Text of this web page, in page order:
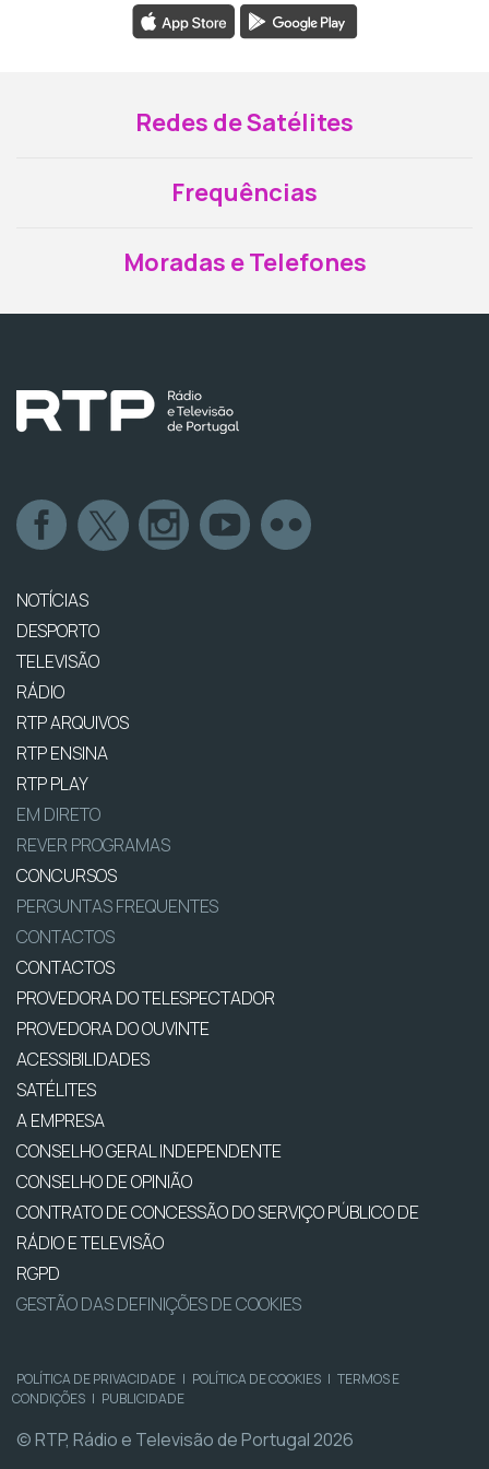
Redes de Satélites
Frequências
Moradas e Telefones
NOTÍCIAS
DESPORTO
TELEVISÃO
RÁDIO
RTP ARQUIVOS
RTP ENSINA
RTP PLAY
EM DIRETO
REVER PROGRAMAS
CONCURSOS
PERGUNTAS FREQUENTES
CONTACTOS
CONTACTOS
PROVEDORA DO TELESPECTADOR
PROVEDORA DO OUVINTE
ACESSIBILIDADES
SATÉLITES
A EMPRESA
CONSELHO GERAL INDEPENDENTE
CONSELHO DE OPINIÃO
CONTRATO DE CONCESSÃO DO SERVIÇO PÚBLICO DE
RÁDIO E TELEVISÃO
RGPD
GESTÃO DAS DEFINIÇÕES DE COOKIES
POLÍTICA DE PRIVACIDADE | POLÍTICA DE COOKIES | TERMOS E
CONDIÇÕES | PUBLICIDADE
© RTP, Rádio e Televisão de Portugal 2026